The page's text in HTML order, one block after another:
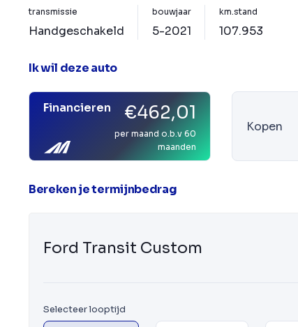
transmissie
Handgeschakeld
bouwjaar
5-2021
km.stand
107.953
Ik wil deze auto
Financieren €462,01
per maand o.b.v 60
maanden
Kopen
Bereken je termijnbedrag
Ford Transit Custom
Selecteer looptijd